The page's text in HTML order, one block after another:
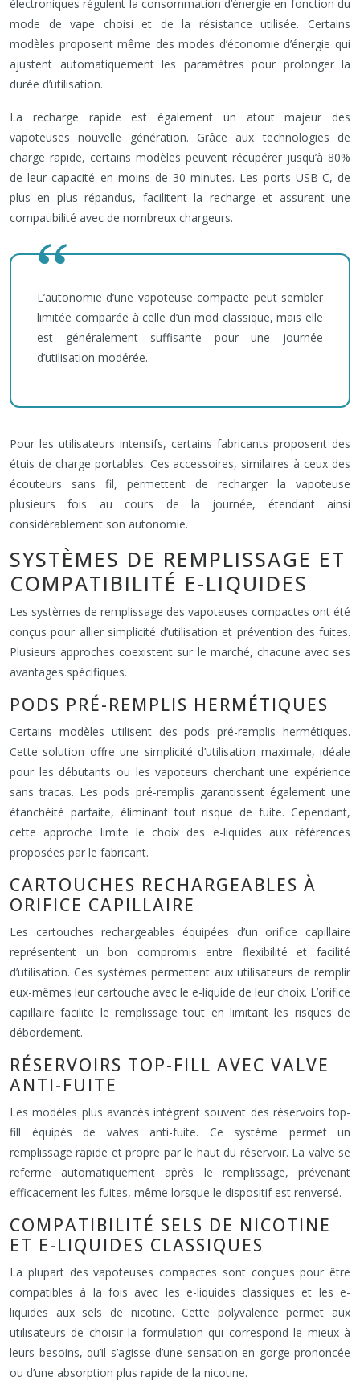
électroniques régulent la consommation d’énergie en fonction du
mode de vape choisi et de la résistance utilisée. Certains
modèles proposent même des modes d’économie d’énergie qui
ajustent automatiquement les paramètres pour prolonger la
durée d’utilisation.
La recharge rapide est également un atout majeur des
vapoteuses nouvelle génération. Grâce aux technologies de
charge rapide, certains modèles peuvent récupérer jusqu’à 80%
de leur capacité en moins de 30 minutes. Les ports USB-C, de
plus en plus répandus, facilitent la recharge et assurent une
compatibilité avec de nombreux chargeurs.
L’autonomie d’une vapoteuse compacte peut sembler
limitée comparée à celle d’un mod classique, mais elle
est généralement suffisante pour une journée
d’utilisation modérée.
Pour les utilisateurs intensifs, certains fabricants proposent des
étuis de charge portables. Ces accessoires, similaires à ceux des
écouteurs sans fil, permettent de recharger la vapoteuse
plusieurs fois au cours de la journée, étendant ainsi
considérablement son autonomie.
SYSTÈMES DE REMPLISSAGE ET
COMPATIBILITÉ E-LIQUIDES
Les systèmes de remplissage des vapoteuses compactes ont été
conçus pour allier simplicité d’utilisation et prévention des fuites.
Plusieurs approches coexistent sur le marché, chacune avec ses
avantages spécifiques.
PODS PRÉ-REMPLIS HERMÉTIQUES
Certains modèles utilisent des pods pré-remplis hermétiques.
Cette solution offre une simplicité d’utilisation maximale, idéale
pour les débutants ou les vapoteurs cherchant une expérience
sans tracas. Les pods pré-remplis garantissent également une
étanchéité parfaite, éliminant tout risque de fuite. Cependant,
cette approche limite le choix des e-liquides aux références
proposées par le fabricant.
CARTOUCHES RECHARGEABLES À
ORIFICE CAPILLAIRE
Les cartouches rechargeables équipées d’un orifice capillaire
représentent un bon compromis entre flexibilité et facilité
d’utilisation. Ces systèmes permettent aux utilisateurs de remplir
eux-mêmes leur cartouche avec le e-liquide de leur choix. L’orifice
capillaire facilite le remplissage tout en limitant les risques de
débordement.
RÉSERVOIRS TOP-FILL AVEC VALVE
ANTI-FUITE
Les modèles plus avancés intègrent souvent des réservoirs top-
fill équipés de valves anti-fuite. Ce système permet un
remplissage rapide et propre par le haut du réservoir. La valve se
referme automatiquement après le remplissage, prévenant
efficacement les fuites, même lorsque le dispositif est renversé.
COMPATIBILITÉ SELS DE NICOTINE
ET E-LIQUIDES CLASSIQUES
La plupart des vapoteuses compactes sont conçues pour être
compatibles à la fois avec les e-liquides classiques et les e-
liquides aux sels de nicotine. Cette polyvalence permet aux
utilisateurs de choisir la formulation qui correspond le mieux à
leurs besoins, qu’il s’agisse d’une sensation en gorge prononcée
ou d’une absorption plus rapide de la nicotine.